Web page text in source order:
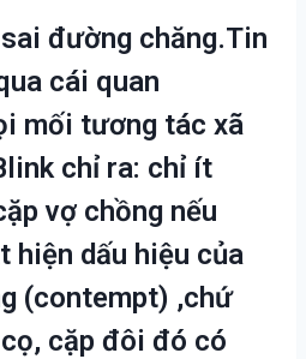
đường chăng.Tin
cái quan
mối tương tác xã
chỉ ra: chỉ ít
vợ chồng nếu
hiện dấu hiệu của
(contempt) ,chứ
cặp đôi đó có